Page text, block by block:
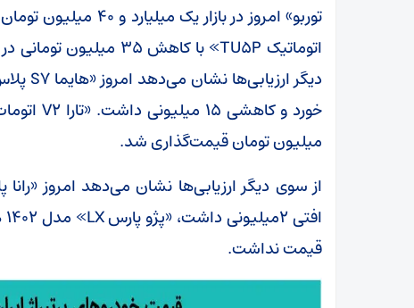
میلیون تومان قیمت‌گذاری شد.
قیمت نداشت.